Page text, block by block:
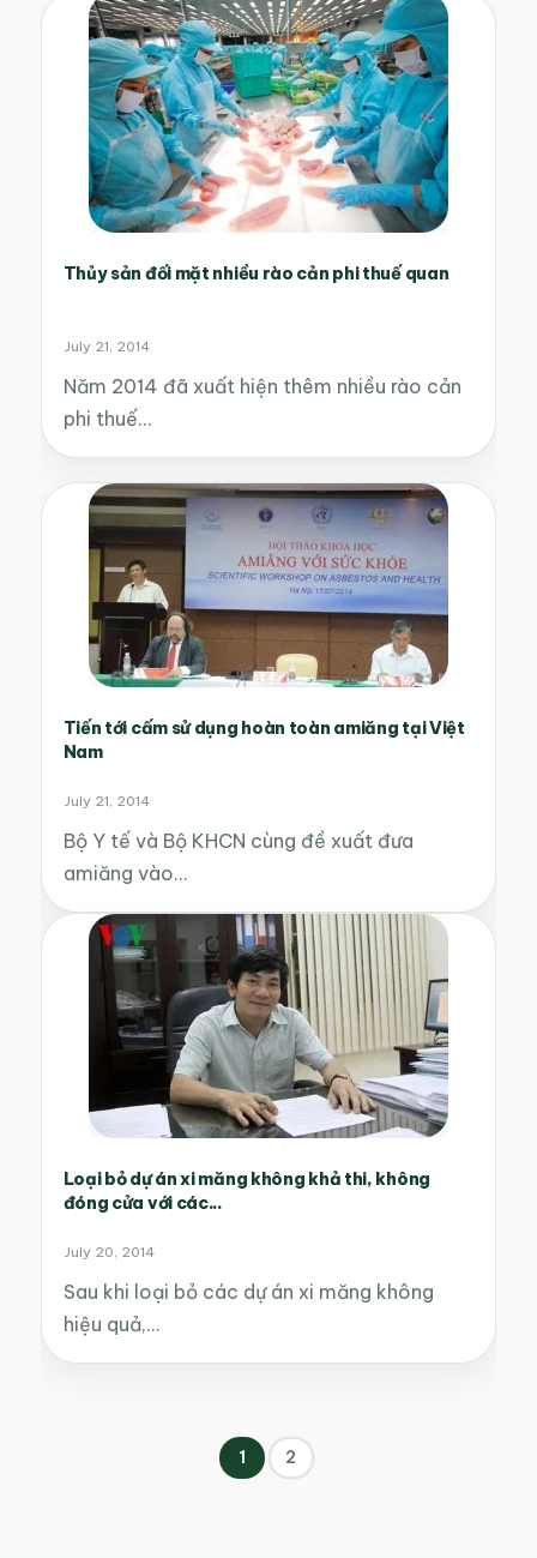
Thủy sản đối mặt nhiều rào cản phi thuế quan
July 21, 2014
Năm 2014 đã xuất hiện thêm nhiều rào cản
phi thuế…
Tiến tới cấm sử dụng hoàn toàn amiăng tại Việt
Nam
July 21, 2014
Bộ Y tế và Bộ KHCN cùng đề xuất đưa
amiăng vào…
Loại bỏ dự án xi măng không khả thi, không
đóng cửa với các...
July 20, 2014
Sau khi loại bỏ các dự án xi măng không
hiệu quả,…
1 2